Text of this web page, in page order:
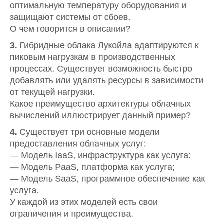
оптимальную температуру оборудования и
защищают системы от сбоев.
О чем говорится в описании?
3. Гибридные облака Лукойла адаптируются к
пиковым нагрузкам в производственных
процессах. Существует возможность быстро
добавлять или удалять ресурсы в зависимости
от текущей нагрузки.
Какое преимущество архитектуры облачных
вычислений иллюстрирует данный пример?
4. Существует три основные модели
предоставления облачных услуг:
— Модель IaaS, инфраструктура как услуга:
— Модель PaaS, платформа как услуга;
— Модель SaaS, программное обеспечение как
услуга.
У каждой из этих моделей есть свои
ограничения и преимущества.